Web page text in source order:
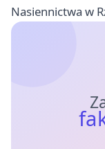
Nasiennictwa w